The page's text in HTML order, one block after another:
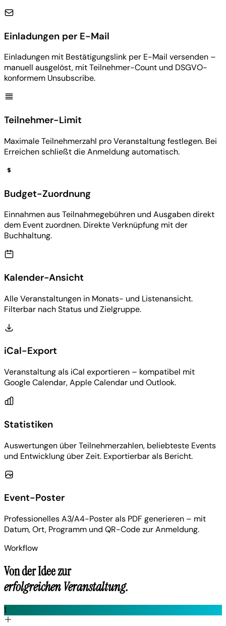
Einladungen per E-Mail
Einladungen mit Bestätigungslink per E-Mail versenden –
manuell ausgelöst, mit Teilnehmer-Count und DSGVO-
konformem Unsubscribe.
Teilnehmer-Limit
Maximale Teilnehmerzahl pro Veranstaltung festlegen. Bei
Erreichen schließt die Anmeldung automatisch.
Budget-Zuordnung
Einnahmen aus Teilnahmegebühren und Ausgaben direkt
dem Event zuordnen. Direkte Verknüpfung mit der
Buchhaltung.
Kalender-Ansicht
Alle Veranstaltungen in Monats- und Listenansicht.
Filterbar nach Status und Zielgruppe.
iCal-Export
Veranstaltung als iCal exportieren – kompatibel mit
Google Calendar, Apple Calendar und Outlook.
Statistiken
Auswertungen über Teilnehmerzahlen, beliebteste Events
und Entwicklung über Zeit. Exportierbar als Bericht.
Event-Poster
Professionelles A3/A4-Poster als PDF generieren – mit
Datum, Ort, Programm und QR-Code zur Anmeldung.
Workflow
Von der Idee zur
erfolgreichen Veranstaltung.
1